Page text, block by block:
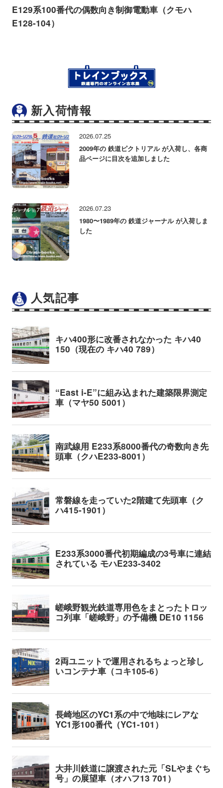
E129系100番代の偶数向き制御電動車（クモハ
E128-104）
新入荷情報
2026.07.25
2009年の 鉄道ピクトリアル が入荷し、各商
品ページに目次を追加しました
2026.07.23
1980〜1989年の 鉄道ジャーナル が入荷しま
した
人気記事